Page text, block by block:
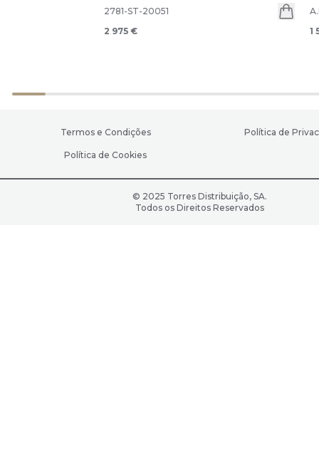
2781-ST-20051
2 975 €
1
Termos e Condições Política de
Política de Cookies
© 2025 Torres Distribuição, SA.
Todos os Direitos Reservados